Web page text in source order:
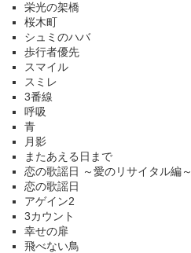
栄光の架橋
桜木町
シュミのハバ
歩行者優先
スマイル
スミレ
3番線
呼吸
青
月影
またあえる日まで
恋の歌謡日 ～愛のリサイタル編～
恋の歌謡日
アゲイン2
3カウント
幸せの扉
飛べない鳥